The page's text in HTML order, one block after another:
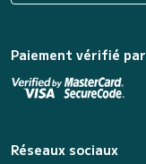
Paiement vérifié par
Réseaux sociaux